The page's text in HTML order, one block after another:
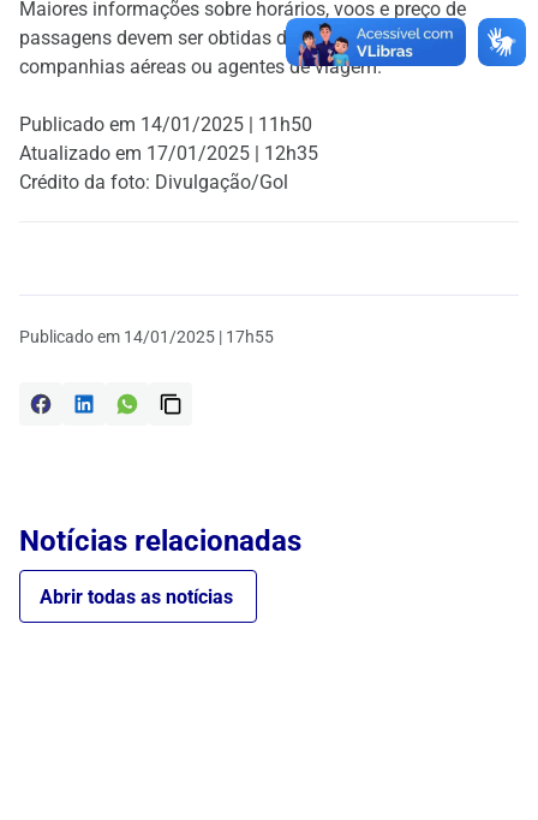
Maiores informações sobre horários, voos e preço de
passagens devem ser obtidas diretamente com as
companhias aéreas ou agentes de viagem.
Publicado em 14/01/2025 | 11h50
Atualizado em 17/01/2025 | 12h35
Crédito da foto: Divulgação/Gol
Publicado em 14/01/2025 | 17h55
Notícias relacionadas
Abrir todas as notícias